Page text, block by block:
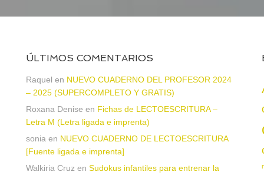
ÚLTIMOS COMENTARIOS
Raquel en NUEVO CUADERNO DEL PROFESOR 2024
– 2025 (SUPERCOMPLETO Y GRATIS)
Roxana Denise en Fichas de LECTOESCRITURA –
Letra M (Letra ligada e imprenta)
sonia en NUEVO CUADERNO DE LECTOESCRITURA
[Fuente ligada e imprenta]
Walkiria Cruz en Sudokus infantiles para entrenar la